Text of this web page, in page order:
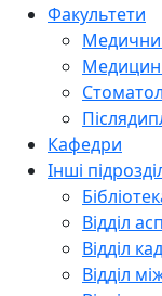
Факультети
Кафедри
Інші
Відділ
Відділ
Відділ